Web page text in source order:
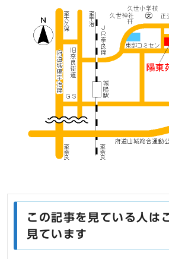
この記事を見ている人は
見ています